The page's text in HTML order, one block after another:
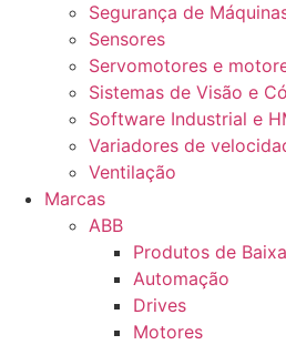
Segurança de
Sensores
Servomotores e
Sistemas de Visão e
Software Industrial e
Variadores de
Ventilação
Marcas
ABB
Produtos de
Automação
Drives
Motores